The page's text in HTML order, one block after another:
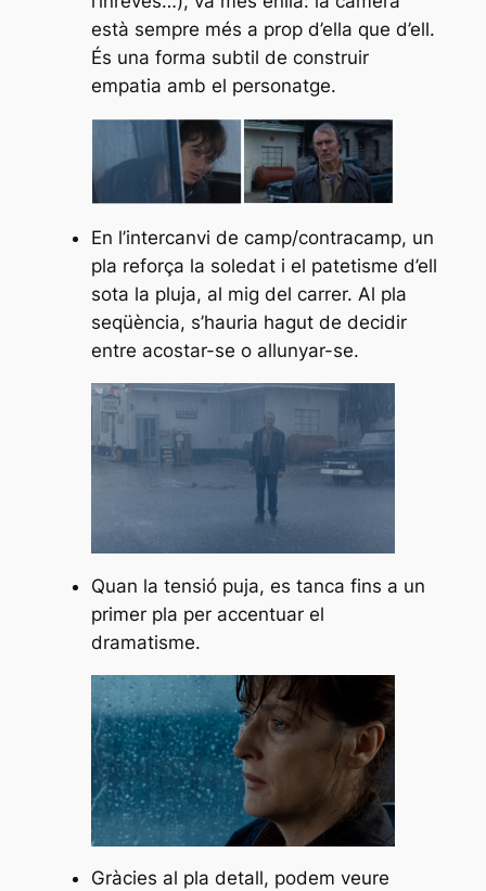
està sempre més a prop d’ella que d’ell.
És una forma subtil de construir
empatia amb el personatge.
En l’intercanvi de camp/contracamp, un
pla reforça la soledat i el patetisme d’ell
sota la pluja, al mig del carrer. Al pla
seqüència, s’hauria hagut de decidir
entre acostar-se o allunyar-se.
Quan la tensió puja, es tanca fins a un
primer pla per accentuar el
dramatisme.
Gràcies al pla detall, podem veure